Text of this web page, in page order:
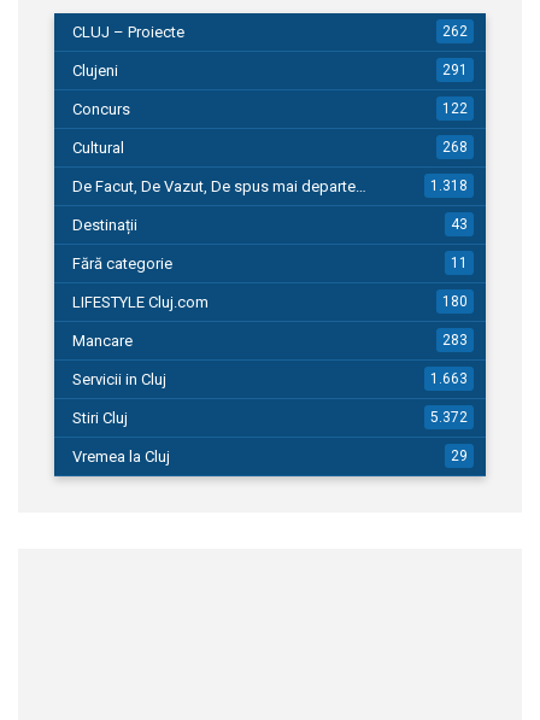
CLUJ – Proiecte 262
Clujeni 291
Concurs 122
Cultural 268
De Facut, De Vazut, De spus mai departe… 1.318
Destinații 43
Fără categorie 11
LIFESTYLE Cluj.com 180
Mancare 283
Servicii in Cluj 1.663
Stiri Cluj 5.372
Vremea la Cluj 29